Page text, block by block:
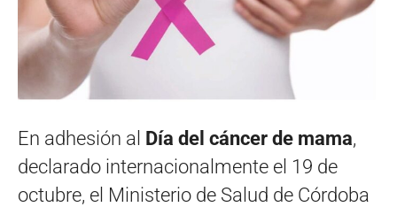
En adhesión al Día del cáncer de mama,
declarado internacionalmente el 19 de
octubre, el Ministerio de Salud de Córdoba